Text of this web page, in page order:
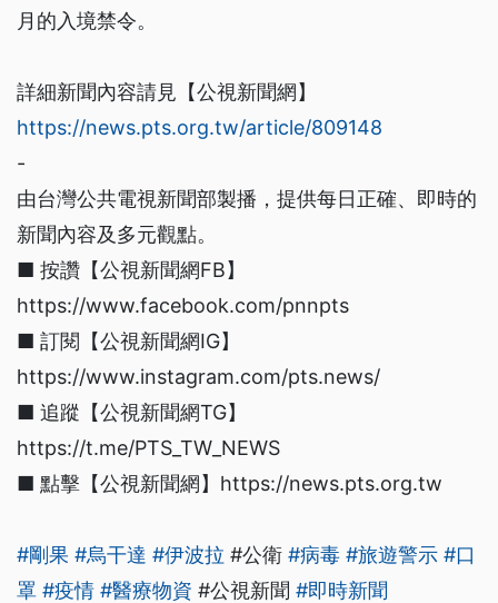
月的入境禁令。
詳細新聞內容請見【公視新聞網】
https://news.pts.org.tw/article/809148
-
由台灣公共電視新聞部製播，提供每日正確、即時的
新聞內容及多元觀點。
■ 按讚【公視新聞網FB】
https://www.facebook.com/pnnpts
■ 訂閱【公視新聞網IG】
https://www.instagram.com/pts.news/
■ 追蹤【公視新聞網TG】
https://t.me/PTS_TW_NEWS
■ 點擊【公視新聞網】https://news.pts.org.tw
#剛果 #烏干達 #伊波拉 #公衛 #病毒 #旅遊警示 #口
罩 #疫情 #醫療物資 #公視新聞 #即時新聞